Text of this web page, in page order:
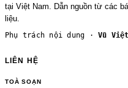
tại Việt Nam. Dẫn nguồn từ các
liệu.
Phụ trách nội dung ·Vũ
LIÊN HỆ
TOÀ SOẠN